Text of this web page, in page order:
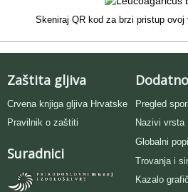
Skeniraj QR kod za brzi pristup ovoj
Zaštita gljiva
Crvena knjiga gljiva Hrvatske
Pravilnik o zaštiti
Suradnici
Dodatno
Pregled
Nazivi vrsta
Globalni
Trovanja i
Kazalo